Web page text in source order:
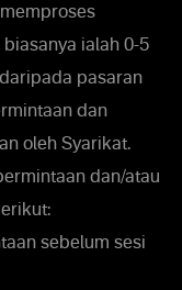
ialah 0-5
pasaran
dan
oleh Syarikat.
dan/atau
sebelum sesi